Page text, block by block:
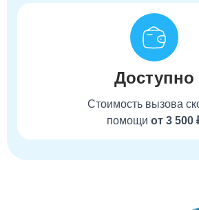
Доступно
Стоимость вызова
помощи от 3 500